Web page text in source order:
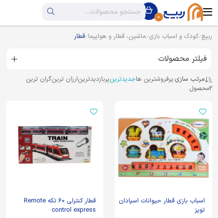
0
ربیع کودک و اسباب بازی ماشین، قطار و هواپیما قطار
فیلتر محصولات
مرتب سازی:پرفروشترین هاجدیدترینپربازدیدترینارزان ترینگران ترین
2محصول
اسباب بازی قطار حیوانات اسپادان
تویز
قطار کنترلی 60 تکه Remote
control express